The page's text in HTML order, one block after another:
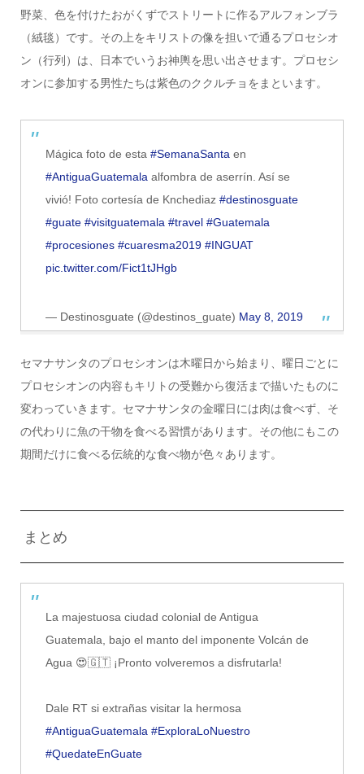
野菜、色を付けたおがくずでストリートに作るアルフォンブラ
（絨毯）です。その上をキリストの像を担いで通るプロセシオ
ン（行列）は、日本でいうお神輿を思い出させます。プロセシ
オンに参加する男性たちは紫色のククルチョをまといます。
Mágica foto de esta #SemanaSanta en
#AntiguaGuatemala alfombra de aserrín. Así se
vivió! Foto cortesía de Knchediaz #destinosguate
#guate #visitguatemala #travel #Guatemala
#procesiones #cuaresma2019 #INGUAT
pic.twitter.com/Fict1tJHgb
— Destinosguate (@destinos_guate) May 8, 2019
セマナサンタのプロセシオンは木曜日から始まり、曜日ごとに
プロセシオンの内容もキリトの受難から復活まで描いたものに
変わっていきます。セマナサンタの金曜日には肉は食べず、そ
の代わりに魚の干物を食べる習慣があります。その他にもこの
期間だけに食べる伝統的な食べ物が色々あります。
まとめ
La majestuosa ciudad colonial de Antigua
Guatemala, bajo el manto del imponente Volcán de
Agua 😍🇬🇹 ¡Pronto volveremos a disfrutarla!
Dale RT si extrañas visitar la hermosa
#AntiguaGuatemala #ExploraLoNuestro
#QuedateEnGuate